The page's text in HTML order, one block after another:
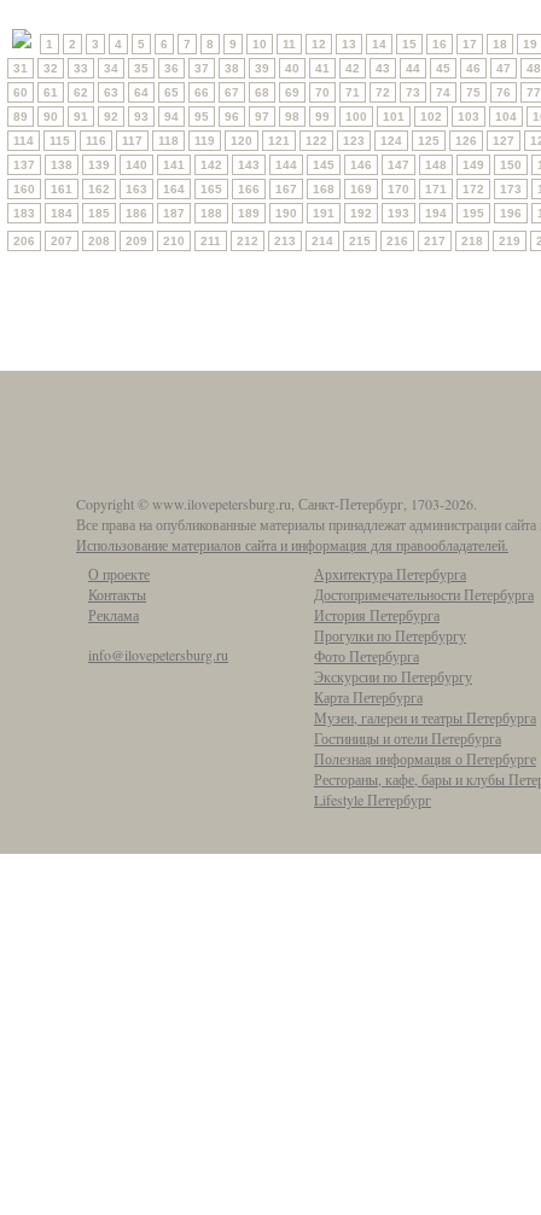
1 2 3 4 5 6 7 8 9 10 11 12 13 14 15 16 17 18
19
31
32 33 34 35 36 37 38 39 40 41 42 43 44 45 46 47
48
60
61 62 63 64 65 66 67 68 69 70 71 72 73 74 75 76
77
89
90 91 92 93 94 95 96 97 98 99 100 101 102 103 104
114
115 116 117 118 119 120 121 122 123 124 125 126 127
137
138 139 140 141 142 143 144 145 146 147 148 149 150
160
161 162 163 164 165 166 167 168 169 170 171 172 173
183
184 185 186 187 188 189 190 191 192 193 194 195 196
206 207 208 209 210 211 212 213 214 215 216 217 218 219
Copyright © www.ilovepetersburg.ru, Санкт-Петербург, 1703-2026.
Все права на опубликованные материалы принадлежат администрации
Использование материалов сайта и информация для правообладателей.
О проекте
Контакты
Реклама
info@ilovepetersburg.ru
Архитектура Петербурга
Достопримечательности Петербурга
История Петербурга
Прогулки по Петербургу
Фото Петербурга
Экскурсии по Петербургу
Карта Петербурга
Музеи, галереи и театры Петербурга
Гостиницы и отели Петербурга
Полезная информация о Петербурге
Рестораны, кафе, бары и клубы
Lifestyle Петербург